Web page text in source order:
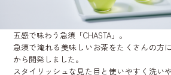
五感で味わう急須「CHASTA」。
急須で淹れる美味しいお茶をたくさんの方
から開発しました。
スタイリッシュな見た目と使いやすく洗い